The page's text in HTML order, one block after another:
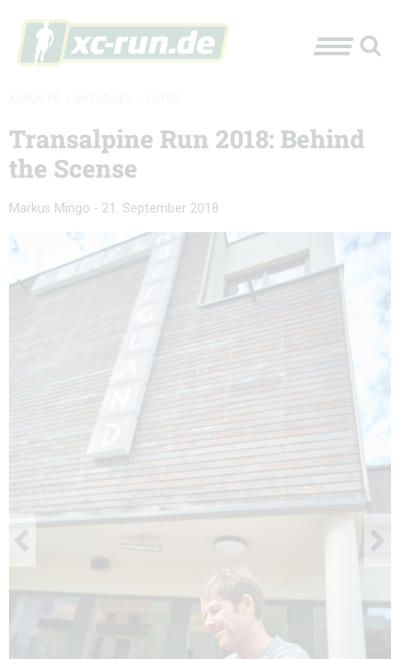
Transalpine Run 2018: Behind
the Scense
Markus Mingo - 21. September 2018